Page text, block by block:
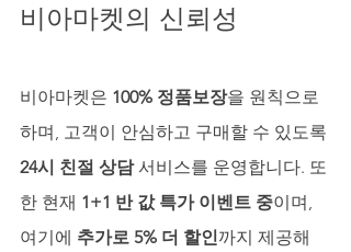
비아마켓의 신뢰성
비아마켓은 100% 정품보장을 원칙으로
하며, 고객이 안심하고 구매할 수 있도록
24시 친절 상담 서비스를 운영합니다. 또
한 현재 1+1 반 값 특가 이벤트 중이며,
여기에 추가로 5% 더 할인까지 제공해